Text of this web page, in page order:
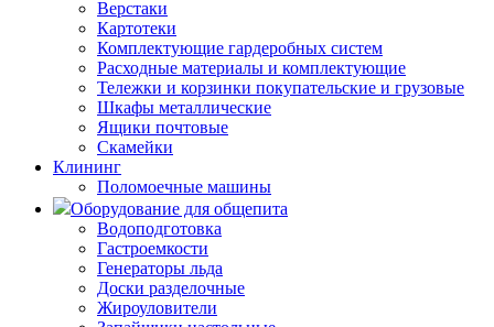
Верстаки
Картотеки
Комплектующие гардеробных систем
Расходные материалы и комплектующие
Тележки и корзинки покупательские и грузовые
Шкафы металлические
Ящики почтовые
Скамейки
Клининг
Поломоечные машины
Оборудование для общепита
Водоподготовка
Гастроемкости
Генераторы льда
Доски разделочные
Жироуловители